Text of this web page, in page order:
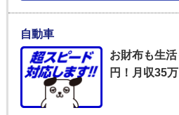
自動車
お財布も生
円！月収35